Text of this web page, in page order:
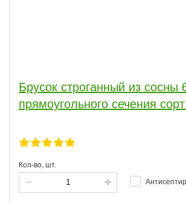
Брусок строганный из сосны
прямоугольного сечения
Кол-во, шт.